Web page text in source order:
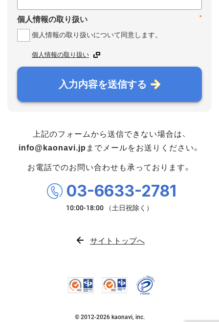
*
個人情報の取り扱い
個人情報の取り扱いについて同意します。
個人情報の取り扱い
入力内容を送信する
上記のフォームから送信できない場合は、
info@kaonavi.jp までメールをお送りください。
お電話でのお問い合わせも承っております。
03-6633-2781
サイトトップへ
© 2012-2026kaonavi, inc.